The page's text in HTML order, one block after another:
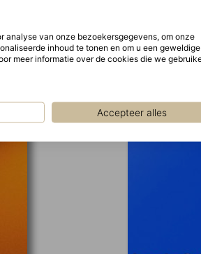
analyse van onze bezoekersgegevens, om onze
inhoud te tonen en om u een geweldige
meer informatie over de cookies die we
Accepteer alles